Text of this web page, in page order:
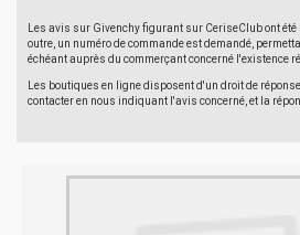
Les avis sur Givenchy figurant sur CeriseClub ont
outre, un numéro de commande est demandé,
échéant auprès du commerçant concerné l'existence
Les boutiques en ligne disposent d'un droit de
contacter en nous indiquant l'avis concerné, et la